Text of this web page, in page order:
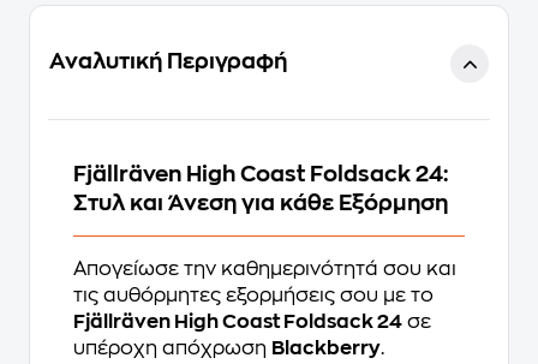
Αναλυτική Περιγραφή
Fjällräven High Coast Foldsack 24:
Στυλ και Άνεση για κάθε Εξόρμηση
Απογείωσε την καθημερινότητά σου και
τις αυθόρμητες εξορμήσεις σου με το
Fjällräven High Coast Foldsack 24 σε
υπέροχη απόχρωση Blackberry.